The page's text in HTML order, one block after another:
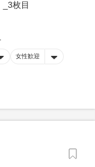
女性歓迎